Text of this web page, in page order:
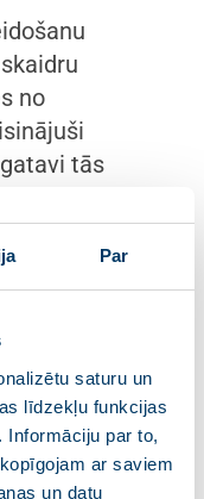
Par
saturu un
līdzekļu funkcijas
Informāciju par to,
ar saviem
un datu
no
tās
un
Vienotība”
topošās
atbilstu
un
kā arī
gan